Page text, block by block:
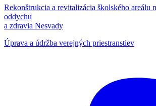
Rekonštrukcia a revitalizácia školského areálu
oddychu
a zdravia Nesvady
Úprava a údržba verejných priestranstiev